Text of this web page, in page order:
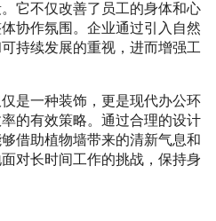
它不仅改善了员工的身体和心
协作氛围。企业通过引入自然
持续发展的重视，进而增强工
是一种装饰，更是现代办公环
的有效策略。通过合理的设计
借助植物墙带来的清新气息和
对长时间工作的挑战，保持身